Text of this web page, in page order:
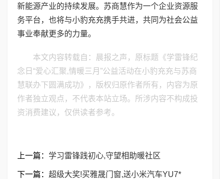
新能源产业的持续发展。苏商慧作为一个企业资源服
务平台，也将与小豹充充携手共进，共同为社会公益
事业奉献更多的力量。
本文内容转载自：晨报之声，原标题《学雷锋纪
念日“爱心汇聚,情暖三月”公益活动在小豹充充与苏商
慧联办下圆满成功》，版权归原作者所有，内容为原
作者独立观点，不代表本站立场。所涉内容不构成投
资消费建议，仅供读者参考。
上一篇： 学习雷锋践初心,守望相助暖社区
下一篇： 超级大奖!买雅晟门窗,送小米汽车YU7*